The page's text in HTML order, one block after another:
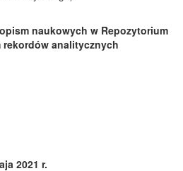
naukowych w Repozytorium
rekordów analitycznych
2021 r.